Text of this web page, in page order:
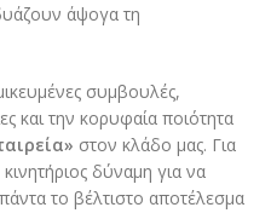
άψογα τη
συμβουλές,
και την κορυφαία ποιότητα
στον κλάδο μας. Για
δύναμη για να
το βέλτιστο αποτέλεσμα